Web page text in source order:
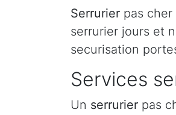
Serrurier pas
serrurier jours et
securisation
Services
Un serrurier pas